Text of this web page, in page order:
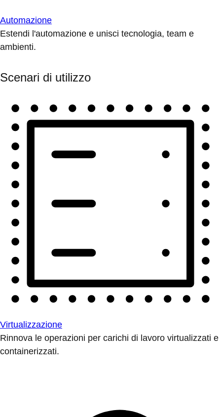
Automazione
Estendi l'automazione e unisci tecnologia, team e
ambienti.
Scenari di utilizzo
Virtualizzazione
Rinnova le operazioni per carichi di lavoro virtualizzati e
containerizzati.